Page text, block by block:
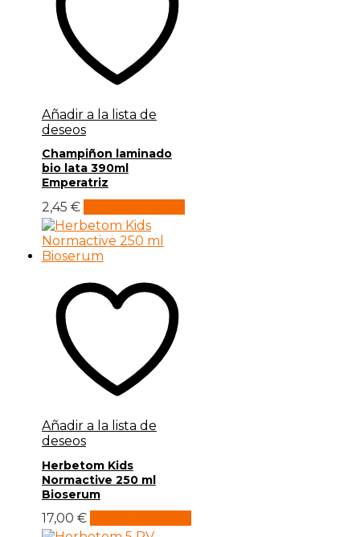
Añadir a la lista de
deseos
Champiñon laminado
bio lata 390ml
Emperatriz
2,45 €
Añadir a la lista de
deseos
Herbetom Kids
Normactive 250 ml
Bioserum
17,00 €